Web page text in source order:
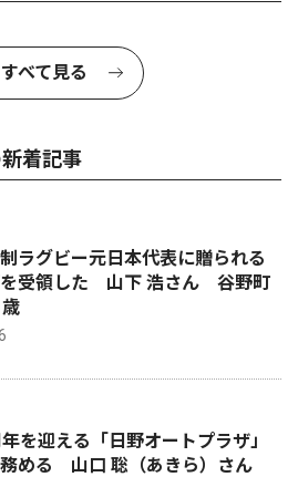
すべて見る
着記事
ラグビー元日本代表に贈られる
を受領した 山下 浩さん 谷野町
を迎える「日野オートプラザ」
務める 山口 聡（あきら）さん